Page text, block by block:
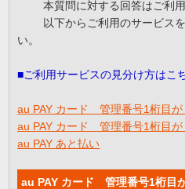
本質問に対する回答はご利
以下からご利用のサービス
い。
■ご利用サービスの見分け方はこ
au PAY カード 管理番号1桁目
au PAY カード 管理番号1桁目
au PAY あと払い
au PAY カード 管理番号1桁目